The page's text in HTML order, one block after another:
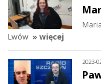
Lwów » więcej
2023-